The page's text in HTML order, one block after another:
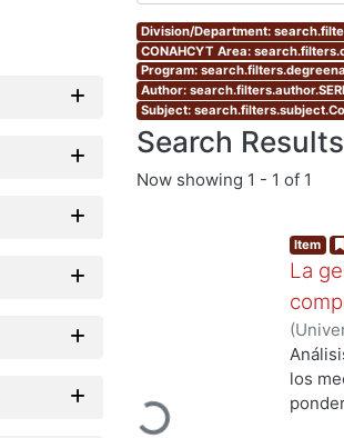
Division/Department:
CONAHCYT Area:
Program:
Author:
Subject:
Search Results
Now showing 1 - 1 of 1
Loading...
Item
La
(
de
los